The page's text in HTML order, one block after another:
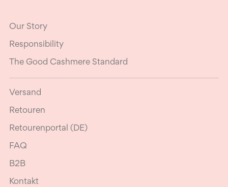
Our Story
Responsibility
The Good Cashmere Standard
Versand
Retouren
Retourenportal (DE)
FAQ
B2B
Kontakt